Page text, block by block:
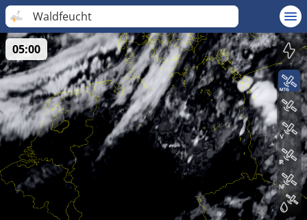
Waldfeucht
05:00